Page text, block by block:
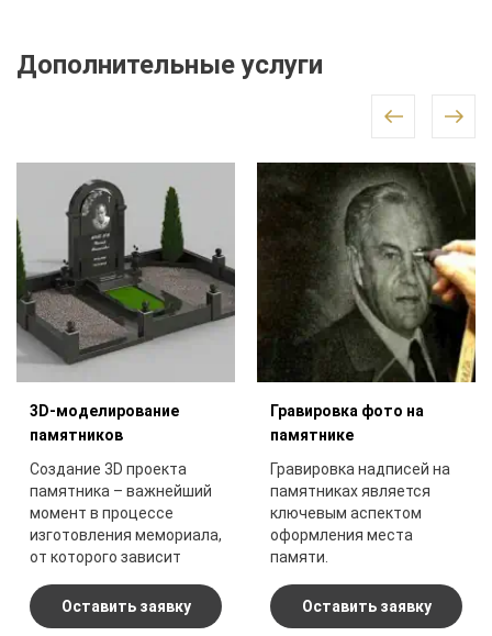
Дополнительные услуги
3D-моделирование
памятников
Создание 3D проекта
памятника – важнейший
момент в процессе
изготовления мемориала,
от которого зависит
Оставить заявку
Гравировка фото на
памятнике
Гравировка надписей на
памятниках является
ключевым аспектом
оформления места
памяти.
Оставить заявку